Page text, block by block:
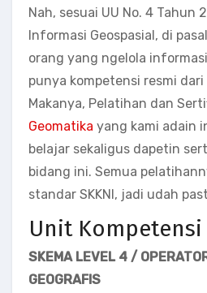
Nah, sesuai UU No. 4 Tahun
Informasi Geospasial, di
orang yang ngelola
punya kompetensi resmi
Makanya, Pelatihan dan
Geomatika yang kami adain
belajar sekaligus dapetin
bidang ini. Semua
standar SKKNI, jadi udah
Unit Kompetensi
SKEMA LEVEL 4 /
GEOGRAFIS